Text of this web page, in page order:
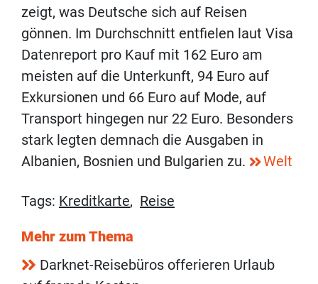
zeigt, was Deutsche sich auf Reisen
gönnen. Im Durchschnitt entfielen laut Visa
Datenreport pro Kauf mit 162 Euro am
meisten auf die Unterkunft, 94 Euro auf
Exkursionen und 66 Euro auf Mode, auf
Transport hingegen nur 22 Euro. Besonders
stark legten demnach die Ausgaben in
Albanien, Bosnien und Bulgarien zu.
Welt
Tags: Kreditkarte, Reise
Mehr zum Thema
Darknet-Reisebüros offerieren Urlaub